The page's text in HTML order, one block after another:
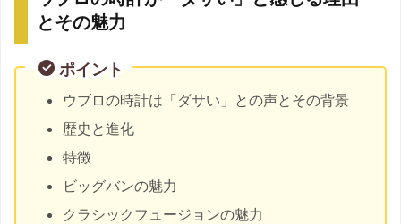
とその魅力
ポイント
ウブロの時計は「ダサい」との声とその背景
歴史と進化
特徴
ビッグバンの魅力
クラシックフュージョンの魅力